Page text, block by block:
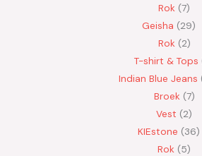
Rok 7
Geisha
29
Rok 2
T-shirt & Tops
Indian Blue Jeans
Broek 7
Vest
2
KIEstone
36
Rok
5